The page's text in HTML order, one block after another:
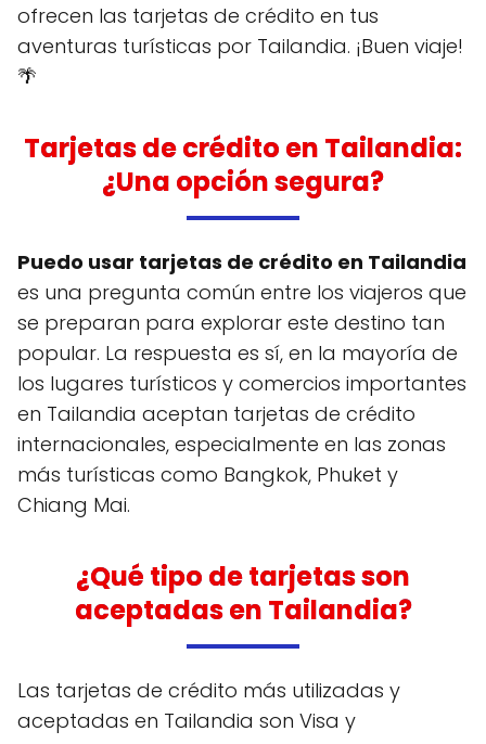
ofrecen las tarjetas de crédito en tus
aventuras turísticas por Tailandia. ¡Buen viaje!
🌴
Tarjetas de crédito en Tailandia:
¿Una opción segura?
Puedo usar tarjetas de crédito en Tailandia
es una pregunta común entre los viajeros que
se preparan para explorar este destino tan
popular. La respuesta es sí, en la mayoría de
los lugares turísticos y comercios importantes
en Tailandia aceptan tarjetas de crédito
internacionales, especialmente en las zonas
más turísticas como Bangkok, Phuket y
Chiang Mai.
¿Qué tipo de tarjetas son
aceptadas en Tailandia?
Las tarjetas de crédito más utilizadas y
aceptadas en Tailandia son Visa y